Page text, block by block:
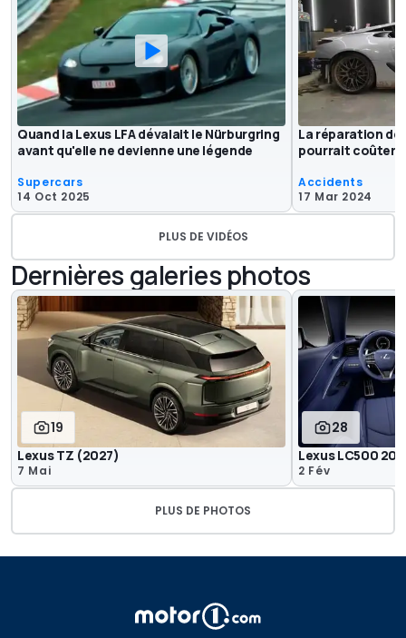
Quand la Lexus LFA dévalait le Nürburgring
avant qu'elle ne devienne une légende
Supercars
14 Oct 2025
La réparation de
pourrait coûter
Accidents
17 Mar 2024
PLUS DE VIDÉOS
Dernières galeries photos
19
Lexus TZ (2027)
7 Mai
28
Lexus LC500
2 Fév
PLUS DE PHOTOS